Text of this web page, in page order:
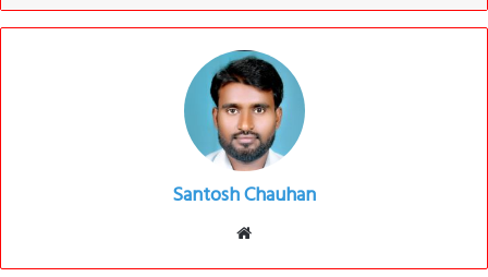
Santosh Chauhan